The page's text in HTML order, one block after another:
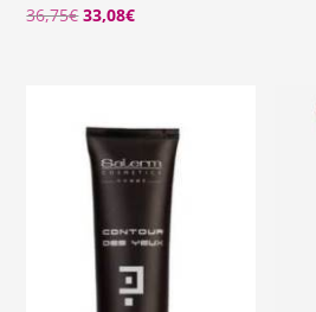
36,75€El
36,75€.
33,08€El
33,08€.